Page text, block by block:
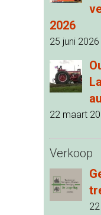
2026
25 juni 2026
22 maart
Verkoop